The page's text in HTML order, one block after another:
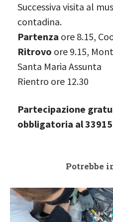
Successiva visita al
contadina.
Partenza ore 8.15,
Ritrovo ore 9.15,
Santa Maria Assunta
Rientro ore 12.30
Partecipazione
obbligatoria al
Potrebbe